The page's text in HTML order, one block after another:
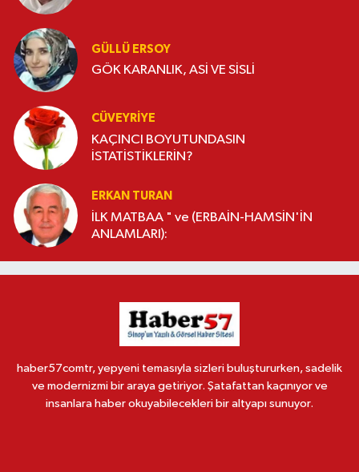
GÜLLÜ ERSOY
GÖK KARANLIK, ASİ VE SİSLİ
CÜVEYRIYE
KAÇINCI BOYUTUNDASIN
İSTATİSTİKLERİN?
ERKAN TURAN
İLK MATBAA " ve (ERBAİN-HAMSİN'İN
ANLAMLARI):
haber57comtr, yepyeni temasıyla sizleri buluştururken, sadelik
ve modernizmi bir araya getiriyor. Şatafattan kaçınıyor ve
insanlara haber okuyabilecekleri bir altyapı sunuyor.